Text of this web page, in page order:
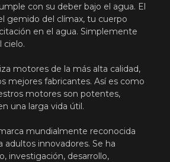
con su deber bajo el agua. El
gemido del clímax, tu cuerpo
en el agua. Simplemente
cielo.
motores de la más alta calidad,
mejores fabricantes. Así es como
motores son potentes,
una larga vida útil.
mundialmente reconocida
adultos innovadores. Se ha
investigación, desarrollo,